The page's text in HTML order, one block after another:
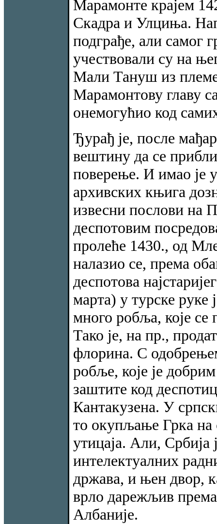
Марамонте крајем
Скадра и Улциња.
подграђе, али самог
учествовали су на
Мали Тануш из
Марамонтову главу
онемогућио код
Ђурађ је, после
вештину да се
поверење. И имао је
архивских књига
извесни послови на
деспотовим
пролеће 1430., од
налазио се, према
деспотова
марта) у турске руке
много робља, које
Тако је, на пр.,
флорина. С
робље, које је
заштите код
Кантакузена. У
то окупљање Грка на
утицаја. Али, Србија
интелектуалних
држава, и њен двор,
врло дарежљив
Албаније.